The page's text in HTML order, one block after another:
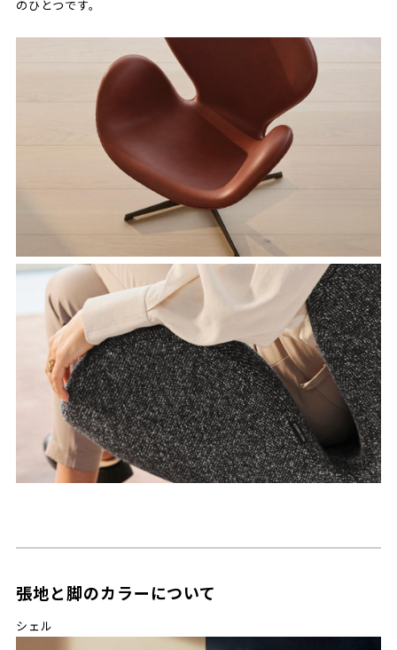
のひとつです。
張地と脚のカラーについて
シェル